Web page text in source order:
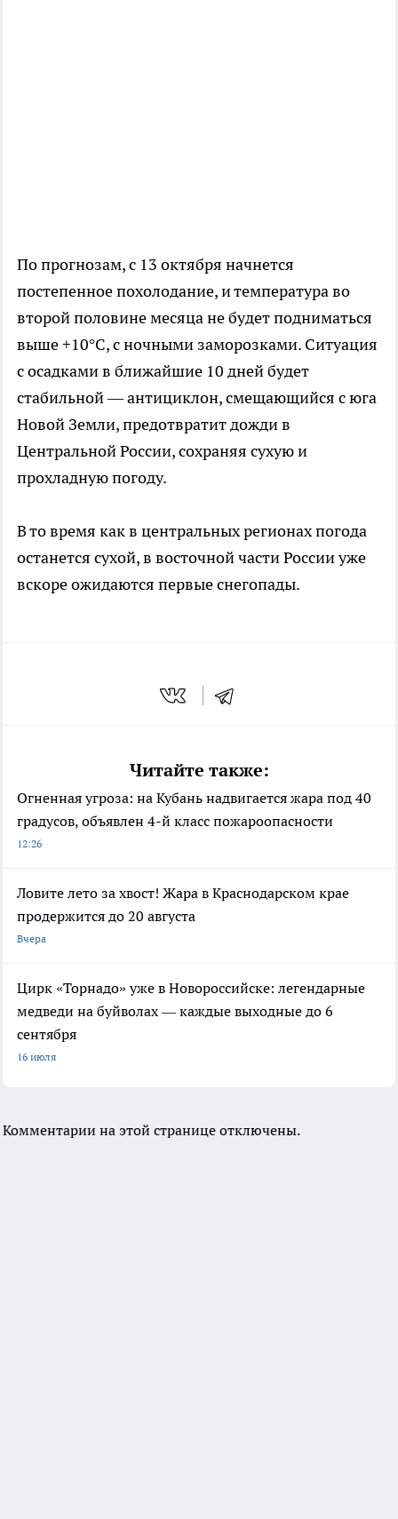
По прогнозам, с 13 октября начнется
постепенное похолодание, и температура во
второй половине месяца не будет подниматься
выше +10°C, с ночными заморозками. Ситуация
с осадками в ближайшие 10 дней будет
стабильной — антициклон, смещающийся с юга
Новой Земли, предотвратит дожди в
Центральной России, сохраняя сухую и
прохладную погоду.
В то время как в центральных регионах погода
останется сухой, в восточной части России уже
вскоре ожидаются первые снегопады.
Читайте также:
Огненная угроза: на Кубань надвигается жара под 40
градусов, объявлен 4-й класс пожароопасности
12:26
Ловите лето за хвост! Жара в Краснодарском крае
продержится до 20 августа
Вчера
Цирк «Торнадо» уже в Новороссийске: легендарные
медведи на буйволах — каждые выходные до 6
сентября
16 июля
Комментарии на этой странице отключены.